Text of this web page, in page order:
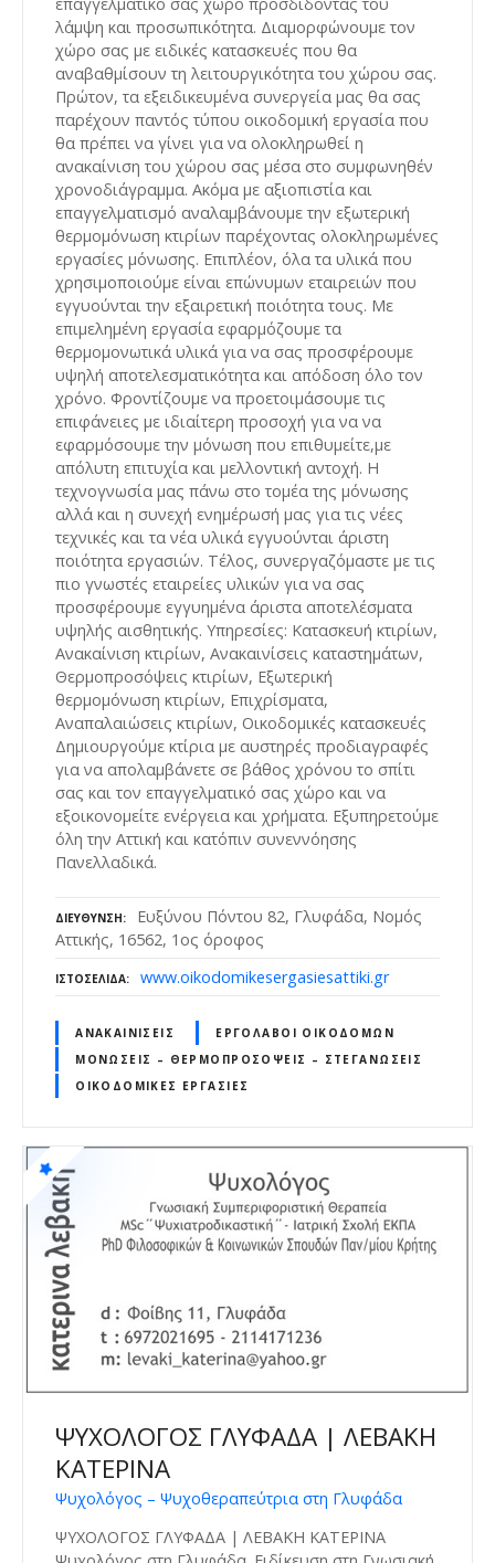
λάμψη και προσωπικότητα. Διαμορφώνουμε τον
χώρο σας με ειδικές κατασκευές που θα
αναβαθμίσουν τη λειτουργικότητα του χώρου σας.
Πρώτον, τα εξειδικευμένα συνεργεία μας θα σας
παρέχουν παντός τύπου οικοδομική εργασία που
θα πρέπει να γίνει για να ολοκληρωθεί η
ανακαίνιση του χώρου σας μέσα στο συμφωνηθέν
χρονοδιάγραμμα. Ακόμα με αξιοπιστία και
επαγγελματισμό αναλαμβάνουμε την εξωτερική
θερμομόνωση κτιρίων παρέχοντας ολοκληρωμένες
εργασίες μόνωσης. Επιπλέον, όλα τα υλικά που
χρησιμοποιούμε είναι επώνυμων εταιρειών που
εγγυούνται την εξαιρετική ποιότητα τους. Με
επιμελημένη εργασία εφαρμόζουμε τα
θερμομονωτικά υλικά για να σας προσφέρουμε
υψηλή αποτελεσματικότητα και απόδοση όλο τον
χρόνο. Φροντίζουμε να προετοιμάσουμε τις
επιφάνειες με ιδιαίτερη προσοχή για να να
εφαρμόσουμε την μόνωση που επιθυμείτε,με
απόλυτη επιτυχία και μελλοντική αντοχή. Η
τεχνογνωσία μας πάνω στο τομέα της μόνωσης
αλλά και η συνεχή ενημέρωσή μας για τις νέες
τεχνικές και τα νέα υλικά εγγυούνται άριστη
ποιότητα εργασιών. Τέλος, συνεργαζόμαστε με τις
πιο γνωστές εταιρείες υλικών για να σας
προσφέρουμε εγγυημένα άριστα αποτελέσματα
υψηλής αισθητικής. Υπηρεσίες: Κατασκευή κτιρίων,
Ανακαίνιση κτιρίων, Ανακαινίσεις καταστημάτων,
Θερμοπροσόψεις κτιρίων, Εξωτερική
θερμομόνωση κτιρίων, Επιχρίσματα,
Αναπαλαιώσεις κτιρίων, Οικοδομικές κατασκευές
Δημιουργούμε κτίρια με αυστηρές προδιαγραφές
για να απολαμβάνετε σε βάθος χρόνου το σπίτι
σας και τον επαγγελματικό σας χώρο και να
εξοικονομείτε ενέργεια και χρήματα. Εξυπηρετούμε
όλη την Αττική και κατόπιν συνεννόησης
Πανελλαδικά.
ΔΙΕΎΘΥΝΣΗ
Ευξύνου Πόντου 82, Γλυφάδα, Νομός
Αττικής, 16562, 1ος όροφος
ΙΣΤΟΣΕΛΊΔΑ www.oikodomikesergasiesattiki.gr
ΑΝΑΚΑΙΝΊΣΕΙΣ
ΕΡΓΟΛΆΒΟΙ ΟΙΚΟΔΟΜΏΝ
ΜΟΝΏΣΕΙΣ – ΘΕΡΜΟΠΡΟΣΌΨΕΙΣ – ΣΤΕΓΑΝΏΣΕΙΣ
ΟΙΚΟΔΟΜΙΚΈΣ ΕΡΓΑΣΊΕΣ
ΨΥΧΟΛΟΓΟΣ ΓΛΥΦΑΔΑ | ΛΕΒΑΚΗ
ΚΑΤΕΡΙΝΑ
Ψυχολόγος – Ψυχοθεραπεύτρια στη Γλυφάδα
ΨΥΧΟΛΟΓΟΣ ΓΛΥΦΑΔΑ | ΛΕΒΑΚΗ ΚΑΤΕΡΙΝΑ